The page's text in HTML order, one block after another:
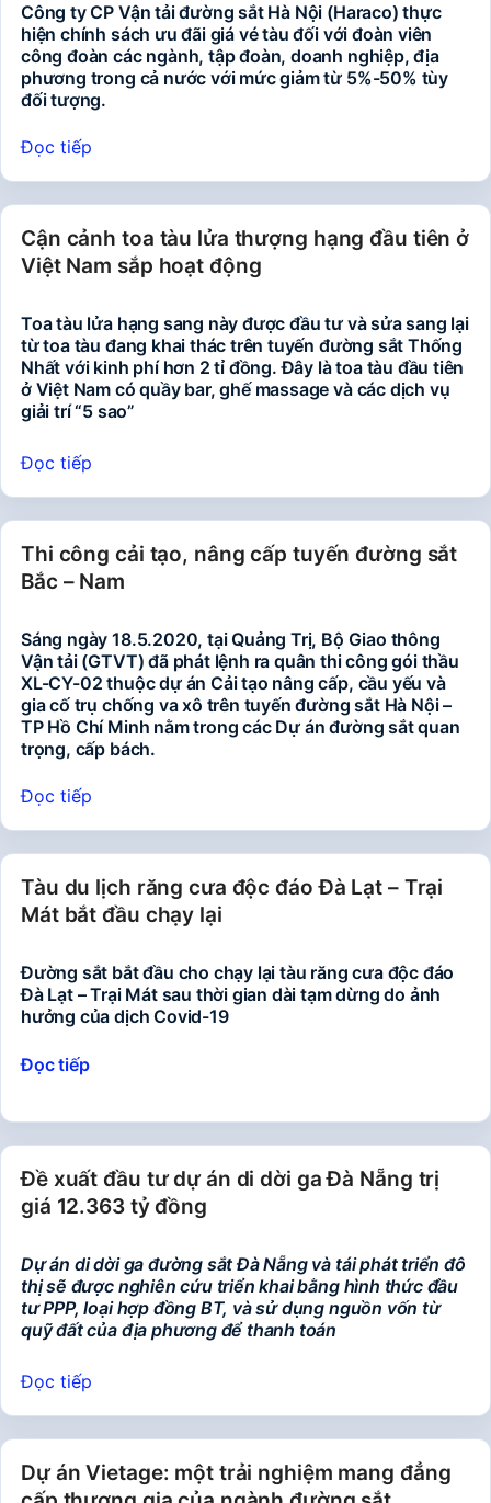
Công ty CP Vận tải đường sắt Hà Nội (Haraco) thực
hiện chính sách ưu đãi giá vé tàu đối với đoàn viên
công đoàn các ngành, tập đoàn, doanh nghiệp, địa
phương trong cả nước với mức giảm từ 5%-50% tùy
đối tượng.
Đọc tiếp
Cận cảnh toa tàu lửa thượng hạng đầu tiên ở
Việt Nam sắp hoạt động
Toa tàu lửa hạng sang này được đầu tư và sửa sang lại
từ toa tàu đang khai thác trên tuyến đường sắt Thống
Nhất với kinh phí hơn 2 tỉ đồng. Đây là toa tàu đầu tiên
ở Việt Nam có quầy bar, ghế massage và các dịch vụ
giải trí “5 sao”
Đọc tiếp
Thi công cải tạo, nâng cấp tuyến đường sắt
Bắc – Nam
Sáng ngày 18.5.2020, tại Quảng Trị, Bộ Giao thông
Vận tải (GTVT) đã phát lệnh ra quân thi công gói thầu
XL-CY-02 thuộc dự án Cải tạo nâng cấp, cầu yếu và
gia cố trụ chống va xô trên tuyến đường sắt Hà Nội –
TP Hồ Chí Minh nằm trong các Dự án đường sắt quan
trọng, cấp bách.
Đọc tiếp
Tàu du lịch răng cưa độc đáo Đà Lạt – Trại
Mát bắt đầu chạy lại
Đường sắt bắt đầu cho chạy lại tàu răng cưa độc đáo
Đà Lạt – Trại Mát sau thời gian dài tạm dừng do ảnh
hưởng của dịch Covid-19
Đọc tiếp
Đề xuất đầu tư dự án di dời ga Đà Nẵng trị
giá 12.363 tỷ đồng
Dự án di dời ga đường sắt Đà Nẵng và tái phát triển đô
thị sẽ được nghiên cứu triển khai bằng hình thức đầu
tư PPP, loại hợp đồng BT, và sử dụng nguồn vốn từ
quỹ đất của địa phương để thanh toán
Đọc tiếp
Dự án Vietage: một trải nghiệm mang đẳng